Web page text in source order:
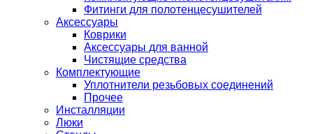
Фитинги для полотенцесушителей
Аксессуары
Коврики
Аксессуары для ванной
Чистящие средства
Комплектующие
Уплотнители резьбовых соединений
Прочее
Инсталляции
Люки